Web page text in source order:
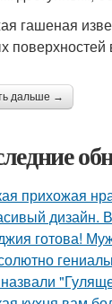
гашеная
поверхностей
дальше →
прихожая
дизайн.
готова!